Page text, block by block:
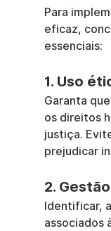
Para
eficaz,
essenciais:
1. Uso
Garanta
os direitos
justiça.
prejudicar
2.
Identificar,
associados